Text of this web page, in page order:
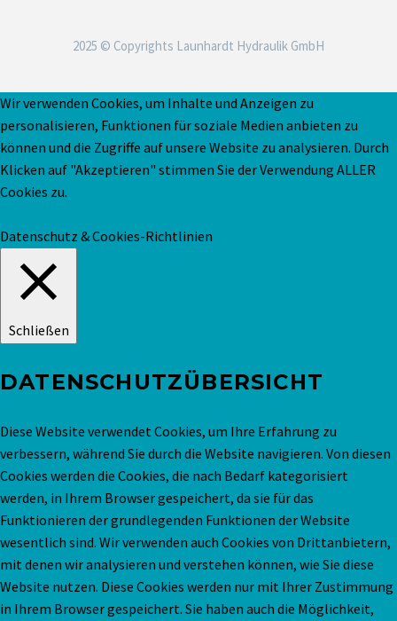
2025 © Copyrights Launhardt Hydraulik GmbH
Wir verwenden Cookies, um Inhalte und Anzeigen zu
personalisieren, Funktionen für soziale Medien anbieten zu
können und die Zugriffe auf unsere Website zu analysieren. Durch
Klicken auf "Akzeptieren" stimmen Sie der Verwendung ALLER
Cookies zu.
Datenschutz & Cookies-Richtlinien
Schließen
DATENSCHUTZÜBERSICHT
Diese Website verwendet Cookies, um Ihre Erfahrung zu
verbessern, während Sie durch die Website navigieren. Von diesen
Cookies werden die Cookies, die nach Bedarf kategorisiert
werden, in Ihrem Browser gespeichert, da sie für das
Funktionieren der grundlegenden Funktionen der Website
wesentlich sind. Wir verwenden auch Cookies von Drittanbietern,
mit denen wir analysieren und verstehen können, wie Sie diese
Website nutzen. Diese Cookies werden nur mit Ihrer Zustimmung
in Ihrem Browser gespeichert. Sie haben auch die Möglichkeit,